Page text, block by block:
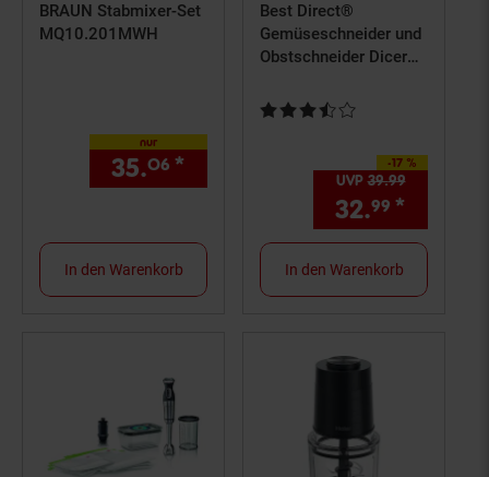
BRAUN Stabmixer-Set
MQ10.201MWH
nur
35.06 * € Sternchen
In den Warenkorb
Best Direct®
Gemüseschneider und
Obstschneider Dicer
Kundenbewertung: 3,67 von 5
-17 %
Sie Sparen 17 Prozent,
UVP39.99UVP : 39,
32.99 *
In den Warenkorb